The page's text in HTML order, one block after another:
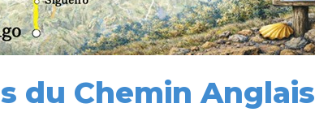
du Chemin Anglais